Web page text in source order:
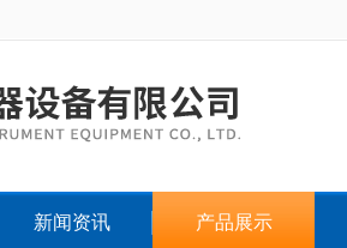
新闻资讯 产品展示